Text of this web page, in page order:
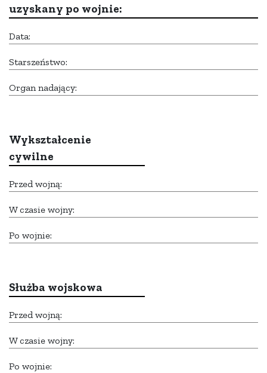
uzyskany po wojnie:
Data:
Starszeństwo:
Organ nadający:
Wykształcenie
cywilne
Przed wojną:
W czasie wojny:
Po wojnie:
Służba wojskowa
Przed wojną:
W czasie wojny:
Po wojnie: